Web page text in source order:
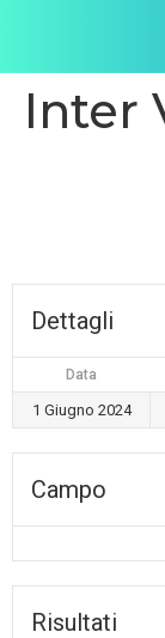
Inter
Dettagli
Data
1 Giugno 2024
Campo
Risultati